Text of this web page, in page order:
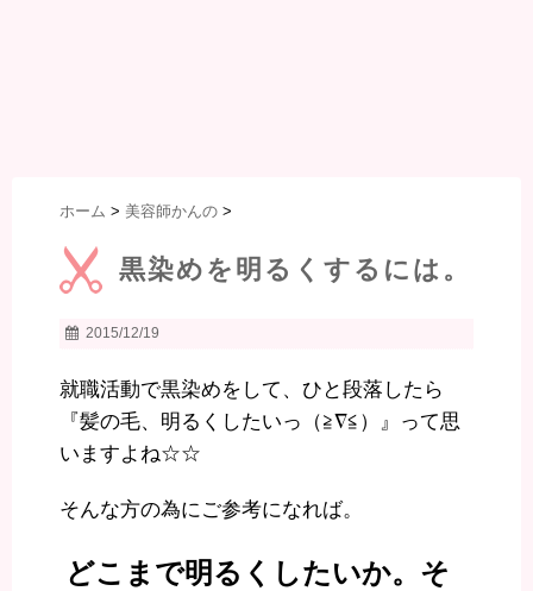
ホーム > 美容師かんの >
黒染めを明るくするには。
2015/12/19
就職活動で黒染めをして、ひと段落したら
『髪の毛、明るくしたいっ（≧∇≦）』って思
いますよね☆☆
そんな方の為にご参考になれば。
どこまで明るくしたいか。そ